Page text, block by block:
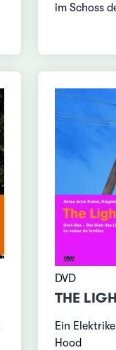
im Schoss
DVD
THE
Ein
Hood